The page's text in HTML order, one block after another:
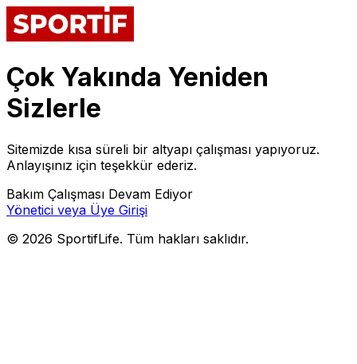
Çok Yakında Yeniden
Sizlerle
Sitemizde kısa süreli bir altyapı çalışması yapıyoruz.
Anlayışınız için teşekkür ederiz.
Bakım Çalışması Devam Ediyor
Yönetici veya Üye Girişi
© 2026 SportifLife. Tüm hakları saklıdır.